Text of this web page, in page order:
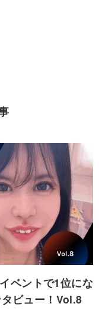
ベントで1位にな
ビュー！Vol.8